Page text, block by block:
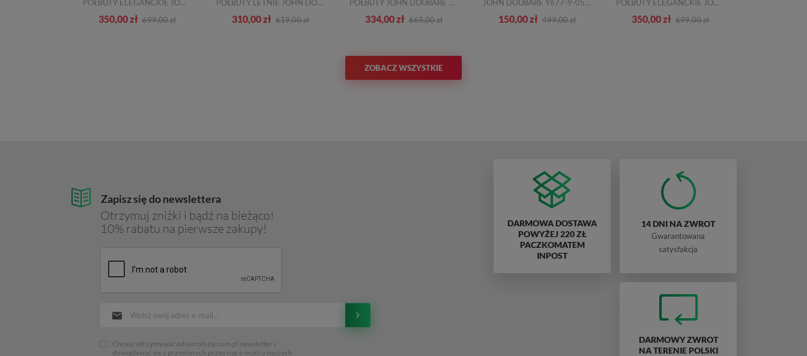
PÓŁBUTY ELEGANCKIE JOHN DOUBARE QA378-G6-H273 BROWN SKÓRA NATURALNA
350,00 zł 699,00 zł
PÓŁBUTY LETNIE JOHN DOUBARE VS015155-061D24 BEIGE WHITE SKÓRA TN
310,00 zł 619,00 zł
PÓŁBUTY JOHN DOUBARE Y699-8-05 BROWN SKÓRA TN
334,00 zł 669,00 zł
JOHN DOUBARE Y677-9-05 BROWN BRĄZOWY SKÓRA
150,00 zł 499,00 zł
PÓŁBUTY ELEGANCKIE JOHN DOUBARE A288-B23-WX18 KHAKI SKÓRA NATURALNA
350,00 zł 699,00 zł
ZOBACZ WSZYSTKIE
Zapisz się do newslettera
Otrzymuj zniżki i bądź na bieżąco!
10% rabatu na pierwsze zakupy!
Chcesz otrzymywać od eurobuty.com.pl newsletter i
dowiadywać sie z przesłanych przez nas e-maili o naszych
DARMOWA DOSTAWA
POWYŻEJ 220 ZŁ
PACZKOMATEM
INPOST
14 DNI NA ZWROT
Gwarantowana
satysfakcja
DARMOWY ZWROT
NA TERENIE POLSKI